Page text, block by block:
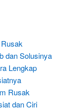
dan Solusinya
Lengkap
Rusak
dan Ciri